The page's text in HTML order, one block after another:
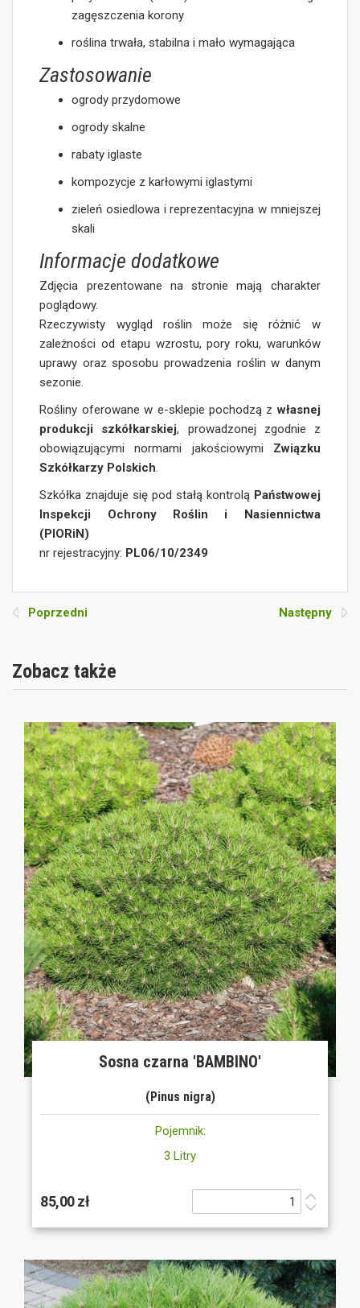
zagęszczenia korony
roślina trwała, stabilna i mało wymagająca
Zastosowanie
ogrody przydomowe
ogrody skalne
rabaty iglaste
kompozycje z karłowymi iglastymi
zieleń osiedlowa i reprezentacyjna w mniejszej
skali
Informacje dodatkowe
Zdjęcia prezentowane na stronie mają charakter
poglądowy.
Rzeczywisty wygląd roślin może się różnić w
zależności od etapu wzrostu, pory roku, warunków
uprawy oraz sposobu prowadzenia roślin w danym
sezonie.
Rośliny oferowane w e-sklepie pochodzą zwłasnej
produkcji szkółkarskiej, prowadzonej zgodnie z
obowiązującymi normami jakościowymi Związku
Szkółkarzy Polskich.
Szkółka znajduje się pod stałą kontrolą Państwowej
Inspekcji Ochrony Roślin i Nasiennictwa
(PIORiN)
nr rejestracyjny: PL06/10/2349
Poprzedni Następny
Zobacz także
Sosna czarna 'BAMBINO'
(Pinus nigra)
Pojemnik:
3 Litry
85,00 zł